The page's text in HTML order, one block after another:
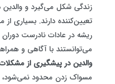
زندگی شکل می‌گیرد و
تعیین‌کننده دارند. بسیاری از
ریشه در عادات نادرست دوران
می‌توانستند با آگاهی و
والدین در پیشگیری از
مسواک زدن محدود نمی‌شود،